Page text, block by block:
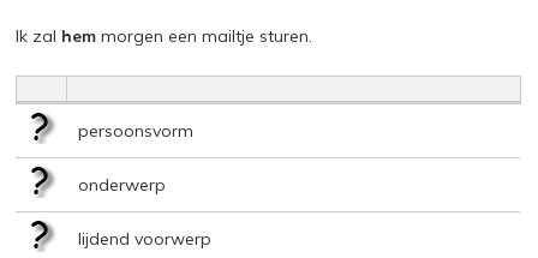
Ik zal hem morgen een mailtje sturen.
persoonsvorm
onderwerp
lijdend voorwerp